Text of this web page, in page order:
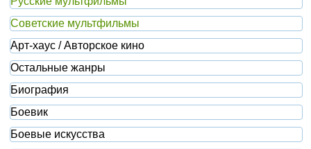
Советские мультфильмы
Арт-хаус / Авторское кино
Остальные жанры
Биография
Боевик
Боевые искусства